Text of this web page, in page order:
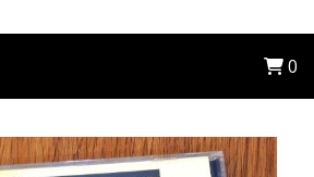
0